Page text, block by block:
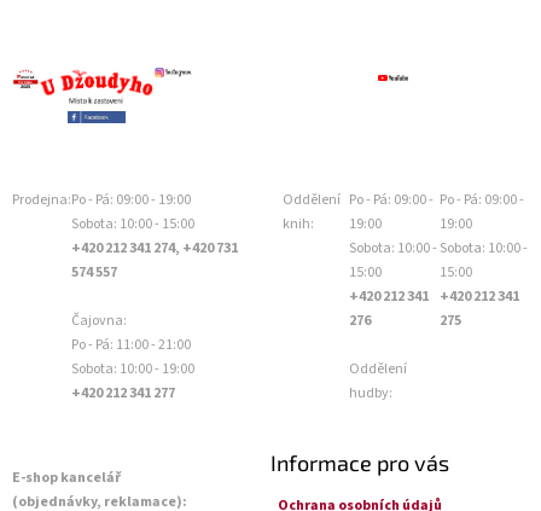
Prodejna:Po - Pá: 09:00 - 19:00
Sobota: 10:00 - 15:00
+420 212 341 274, +420 731
574 557
Čajovna:
Po - Pá: 11:00 - 21:00
Sobota: 10:00 - 19:00
+420 212 341 277
Oddělení
knih:
Po - Pá: 09:00 -
19:00
Sobota: 10:00 -
15:00
+420 212 341
276
Oddělení
hudby:
Po - Pá: 09:00 -
19:00
Sobota: 10:00 -
15:00
+420 212 341
275
E-shop kancelář
(objednávky, reklamace):
Informace pro vás
Ochrana osobních údajů